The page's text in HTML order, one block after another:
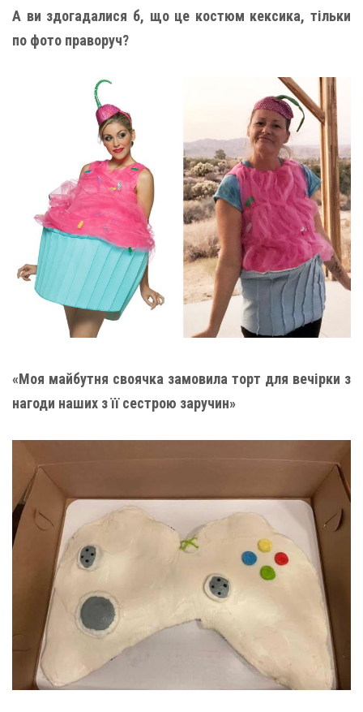
А ви здогадалися б, що це костюм кексика, тільки
по фото праворуч?
«Моя майбутня своячка замовила торт для вечірки з
нагоди наших з її сестрою заручин»